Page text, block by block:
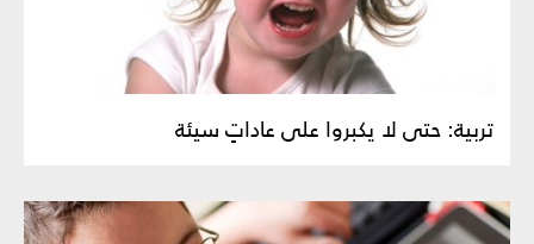
تربية: حتى لا يكبروا على عاداتٍ سيئة